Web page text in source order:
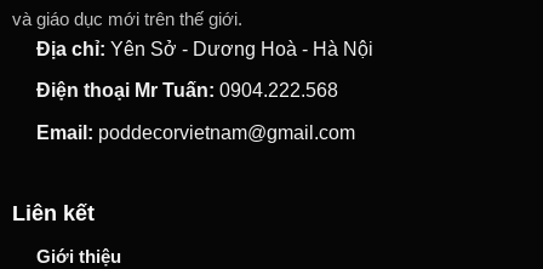
và giáo dục mới trên thế giới.
Địa chỉ: Yên Sở - Dương Hoà - Hà Nội
Điện thoại Mr Tuấn: 0904.222.568
Email: poddecorvietnam@gmail.com
Liên kết
Giới thiệu